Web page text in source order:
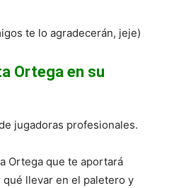
te lo agradecerán, jeje)
Ortega en su
jugadoras profesionales.
Ortega que te aportará
llevar en el paletero y